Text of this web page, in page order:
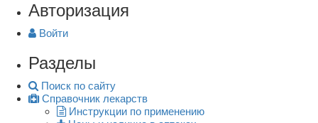
Авторизация
Войти
Разделы
Поиск по сайту
Справочник лекарств
Инструкции по применению